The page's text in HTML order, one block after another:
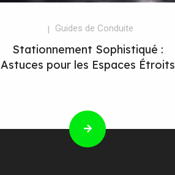
Guides de Conduite
Stationnement Sophistiqué :
Astuces pour les Espaces Étroits